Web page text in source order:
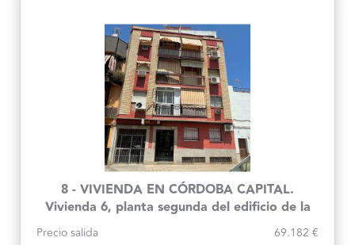
8 - VIVIENDA EN CÓRDOBA CAPITAL.
Vivienda 6, planta segunda del edificio de la
Precio salida 69.182 €